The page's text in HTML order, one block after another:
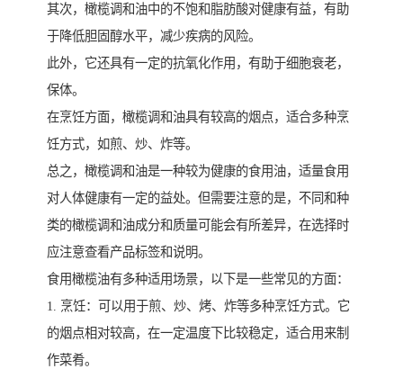
其次，橄榄调和油中的不饱和脂肪酸对健康有益，有助
于降低胆固醇水平，减少疾病的风险。
此外，它还具有一定的抗氧化作用，有助于细胞衰老，
保体。
在烹饪方面，橄榄调和油具有较高的烟点，适合多种烹
饪方式，如煎、炒、炸等。
总之，橄榄调和油是一种较为健康的食用油，适量食用
对人体健康有一定的益处。但需要注意的是，不同和种
类的橄榄调和油成分和质量可能会有所差异，在选择时
应注意查看产品标签和说明。
食用橄榄油有多种适用场景，以下是一些常见的方面：
1. 烹饪：可以用于煎、炒、烤、炸等多种烹饪方式。它
的烟点相对较高，在一定温度下比较稳定，适合用来制
作菜肴。